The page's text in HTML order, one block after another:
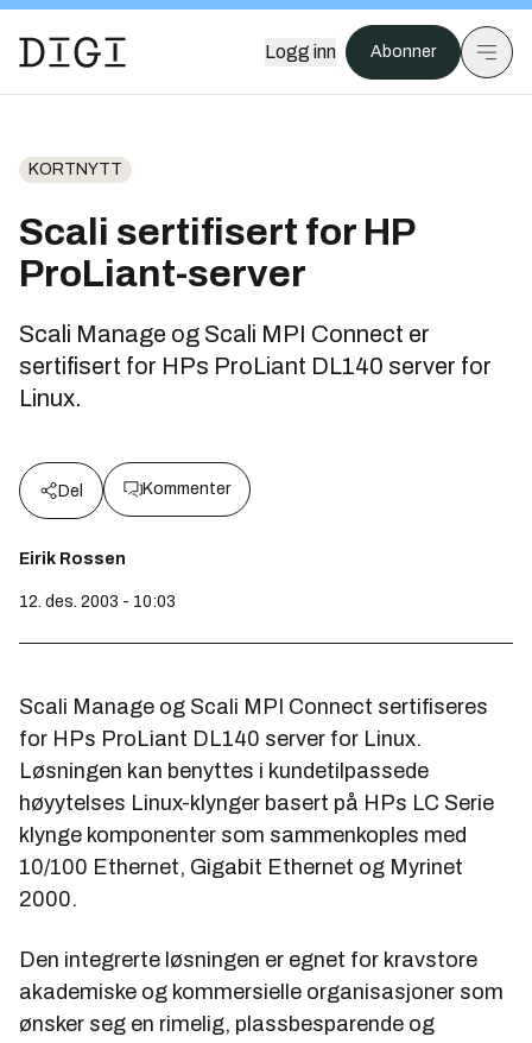
Logg inn Abonner
KORTNYTT
Scali sertifisert for HP
ProLiant-server
Scali Manage og Scali MPI Connect er
sertifisert for HPs ProLiant DL140 server for
Linux.
Del Kommenter
Eirik Rossen
12. des. 2003 - 10:03
Scali Manage og Scali MPI Connect sertifiseres
for HPs ProLiant DL140 server for Linux.
Løsningen kan benyttes i kundetilpassede
høyytelses Linux-klynger basert på HPs LC Serie
klynge komponenter som sammenkoples med
10/100 Ethernet, Gigabit Ethernet og Myrinet
2000.
Den integrerte løsningen er egnet for kravstore
akademiske og kommersielle organisasjoner som
ønsker seg en rimelig, plassbesparende og